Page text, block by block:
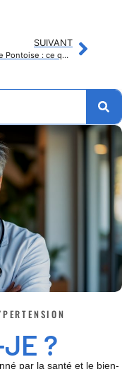
SUIVANT
Hôpital de Pontoise : ce qu’il faut savoir avant de consulter
?
par la santé et le bien-